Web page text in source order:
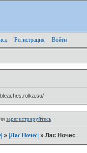
Регистрация Войти
зарегистрируйтесь.
» |Лас Ночeс| »Лас Ночес